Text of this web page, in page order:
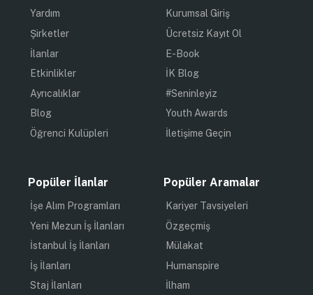
Yardım
Şirketler
İlanlar
Etkinlikler
Ayrıcalıklar
Blog
Öğrenci Kulüpleri
Kurumsal Giriş
Ücretsiz Kayıt Ol
E-Book
İK Blog
#Seninleyiz
Youth Awards
İletişime Geçin
Popüler İlanlar
İşe Alım Programları
Yeni Mezun İş İlanları
İstanbul İş İlanları
İş İlanları
Staj İlanları
Popüler Aramalar
Kariyer Tavsiyeleri
Özgeçmiş
Mülakat
Humanspire
İlham